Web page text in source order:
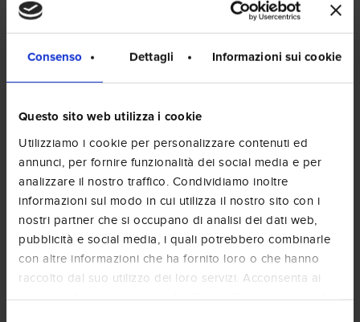
Consenso Dettagli Informazioni sui cookie
Questo sito web utilizza i cookie
Utilizziamo i cookie per personalizzare contenuti ed
annunci, per fornire funzionalità dei social media e per
analizzare il nostro traffico. Condividiamo inoltre
informazioni sul modo in cui utilizza il nostro sito con i
nostri partner che si occupano di analisi dei dati web,
pubblicità e social media, i quali potrebbero combinarle
con altre informazioni che ha fornito loro o che hanno
raccolto dal suo utilizzo dei loro servizi. Acconsenta ai
nostri cookie se continua ad utilizzare il nostro sito web.
La creazione di questi liquori è stata resa
possibile grazie alla collaborazione con
condivide con noi la passione per la qualità e
tramandato e reinventato.
Scopri i nuovi liquori
appassionati di caffè a scoprire e degustare i
nostri liquori, un omaggio alla cultura del caffè e
alle tradizioni del nostro territorio.